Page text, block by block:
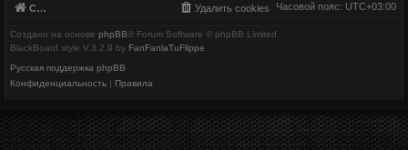
Список форумов Часовой пояс: UTC+03:00
Удалить cookies
Создано на основе phpBB® Forum Software © phpBB Limited
BlackBoard style V.3.2.9 by FanFanlaTuFlippe
Русская поддержка phpBB
Конфиденциальность | Правила